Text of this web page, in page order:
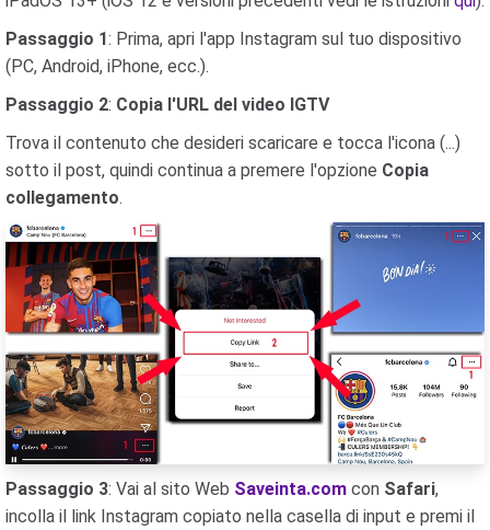
Passaggio 1: Prima, apri l'app Instagram sul tuo dispositivo
(PC, Android, iPhone, ecc.).
Passaggio 2: Copia l'URL del video IGTV
Trova il contenuto che desideri scaricare e tocca l'icona (...)
sotto il post, quindi continua a premere l'opzione Copia
collegamento.
Passaggio 3: Vai al sito Web Saveinta.com con Safari,
incolla il link Instagram copiato nella casella di input e premi il